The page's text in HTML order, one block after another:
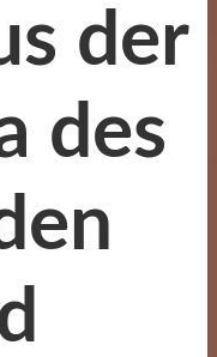
der
des